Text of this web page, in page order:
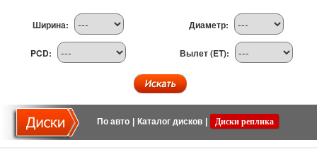
Ширина: Диаметр:
PCD: Вылет (ET):
По авто Каталог дисков Диски реплика